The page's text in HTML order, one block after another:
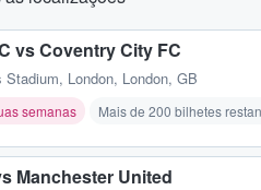
vs Coventry City FC
Stadium, London, London, GB
semanas Mais de 200 bilhetes
Manchester United